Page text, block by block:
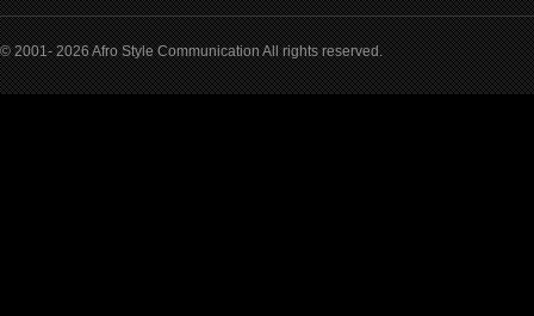
© 2001- 2026 Afro Style Communication All rights reserved.